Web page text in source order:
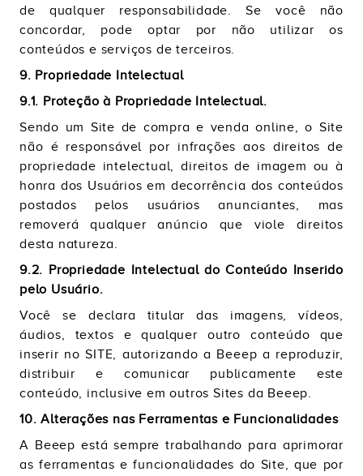
de qualquer responsabilidade. Se você não
concordar, pode optar por não utilizar os
conteúdos e serviços de terceiros.
9. Propriedade Intelectual
9.1. Proteção à Propriedade Intelectual.
Sendo um Site de compra e venda online, o Site
não é responsável por infrações aos direitos de
propriedade intelectual, direitos de imagem ou à
honra dos Usuários em decorrência dos conteúdos
postados pelos usuários anunciantes, mas
removerá qualquer anúncio que viole direitos
desta natureza.
9.2. Propriedade Intelectual do Conteúdo Inserido
pelo Usuário.
Você se declara titular das imagens, vídeos,
áudios, textos e qualquer outro conteúdo que
inserir no SITE, autorizando a Beeep a reproduzir,
distribuir e comunicar publicamente este
conteúdo, inclusive em outros Sites da Beeep.
10. Alterações nas Ferramentas e Funcionalidades
A Beeep está sempre trabalhando para aprimorar
as ferramentas e funcionalidades do Site, que por